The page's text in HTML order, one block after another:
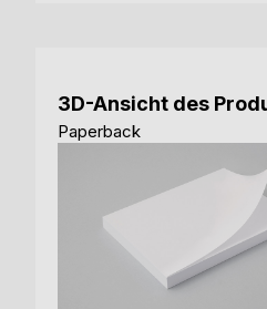
3D-Ansicht des
Paperback